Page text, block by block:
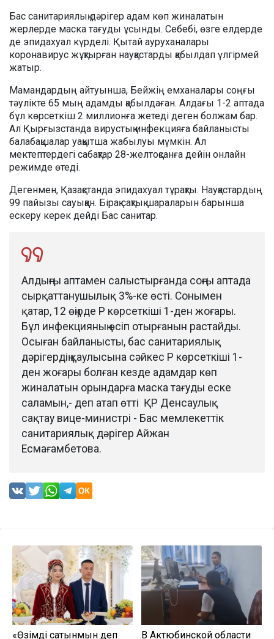
Бас санитариялық дәрігер адам көп жиналатын
жерлерде маска тағуды ұсынды. Себебі, өзге елдерде
де эпидахуал күрделі. Қытай ауруханалары
коронавирус жұқтырған науқастарды қабылдап үлгірмей
жатыр.
Мамандардың айтуынша, Бейжің емханалары соңғы
тәулікте 65 мың адамды қабылдаған. Алдағы 1-2 аптада
бұл көрсеткіш 2 миллионға жетеді деген болжам бар.
Ал Қырғызстанда вирустық инфекцияға байланысты
балабақшалар уақытша жабылуы мүмкін. Ал
мектептердегі сабақтар 28-желтоқсанға дейін онлайн
режимде өтеді.
Дегенмен, Қазақстанда эпидахуал тұрақты. Науқастардың
99 пайызы сауыққан. Бірақ сақтық шараларын барынша
ескеру керек дейді Бас санитар.
Алдыңғы аптамен салыстырғанда соңғы аптада
сырқаттанушылық 3%-ке өсті. Сонымен
қатар, 12 өңірде Р көрсеткіші 1-ден жоғары.
Бұл инфекцияның өсіп отырғанын растайды.
Осыған байланысты, бас санитариялық
дәрігердің қаулысына сәйкес Р көрсеткіші 1-
ден жоғары болған кезде адамдар көп
жиналатын орындарға маска тағуды еске
саламын,- деп атап өтті ҚР Денсаулық
сақтау вице-министрі - Бас мемлекеттік
санитариялық дәрігер Айжан
Есмағамбетова.
«Өзімді сатқынмын деп В Актюбинской области